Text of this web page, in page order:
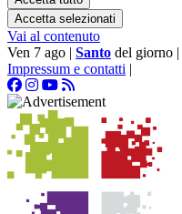
Accetta selezionati
Vai al contenuto
Ven 7 ago | Santo del giorno |
Impressum e contatti |